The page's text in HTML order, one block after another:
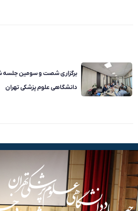
برگزاری شصت و سومین جلسه
دانشگاهی علوم پزشکی تهران